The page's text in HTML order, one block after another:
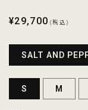
(1)
通
格
¥29,700 (税込)
SALT AND
S M